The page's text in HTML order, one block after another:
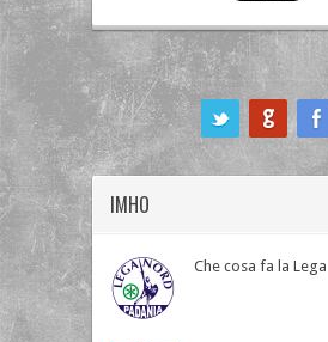
IMHO
Che cosa fa la Lega